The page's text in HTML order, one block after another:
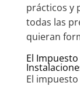
prácticos y
todas las
quieran
El
El